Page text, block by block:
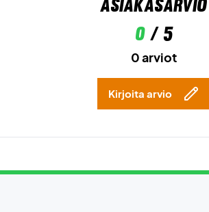
Asiakasarvio
0/ 5
0 arviot
Kirjoita arvio